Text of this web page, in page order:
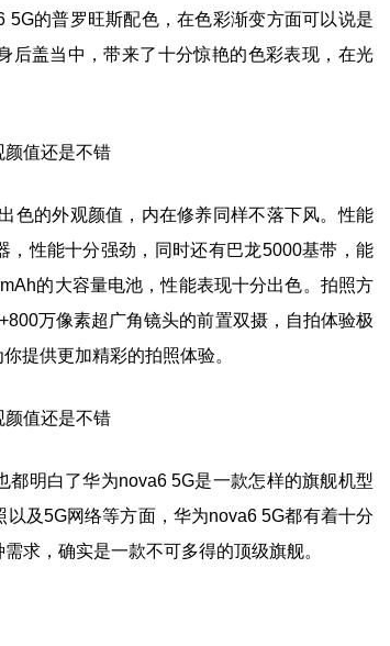
的普罗旺斯配色，在色彩渐变方面可以说是
后盖当中，带来了十分惊艳的色彩表现，在光
色的外观颜值，内在修养同样不落下风。性能
，性能十分强劲，同时还有巴龙5000基带，能
的大容量电池，性能表现十分出色。拍照方
万像素超广角镜头的前置双摄，自拍体验极
提供更加精彩的拍照体验。
明白了华为nova6 5G是一款怎样的旗舰机型
及5G网络等方面，华为nova6 5G都有着十分
求，确实是一款不可多得的顶级旗舰。